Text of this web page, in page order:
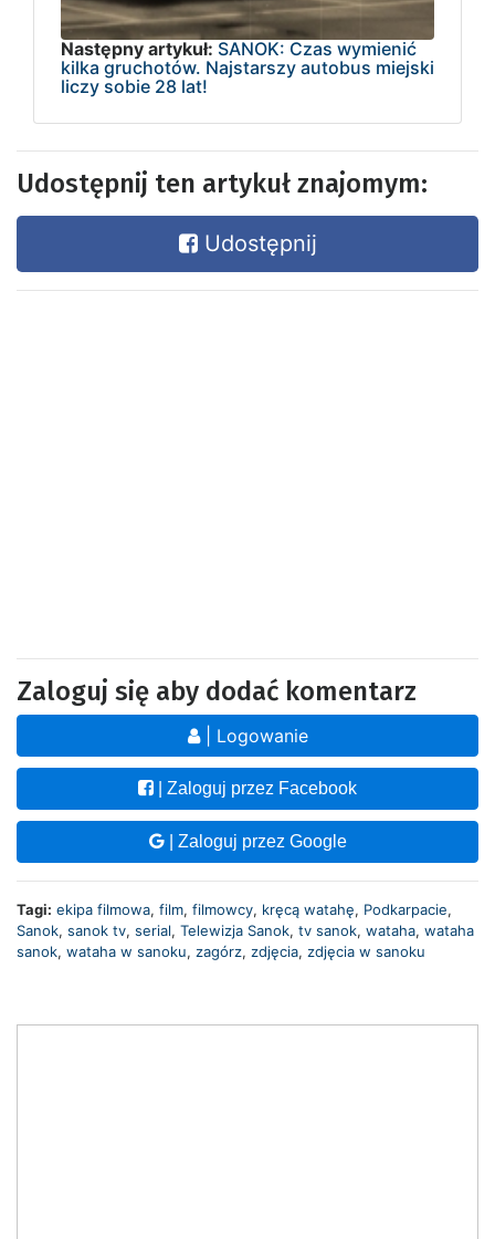
Następny artykuł: SANOK: Czas wymienić
kilka gruchotów. Najstarszy autobus miejski
liczy sobie 28 lat!
Udostępnij ten artykuł znajomym:
Udostępnij
Zaloguj się aby dodać komentarz
| Logowanie
| Zaloguj przez Facebook
| Zaloguj przez Google
Tagi: ekipa filmowa, film, filmowcy, kręcą watahę, Podkarpacie,
Sanok, sanok tv, serial, Telewizja Sanok, tv sanok, wataha, wataha
sanok, wataha w sanoku, zagórz, zdjęcia, zdjęcia w sanoku